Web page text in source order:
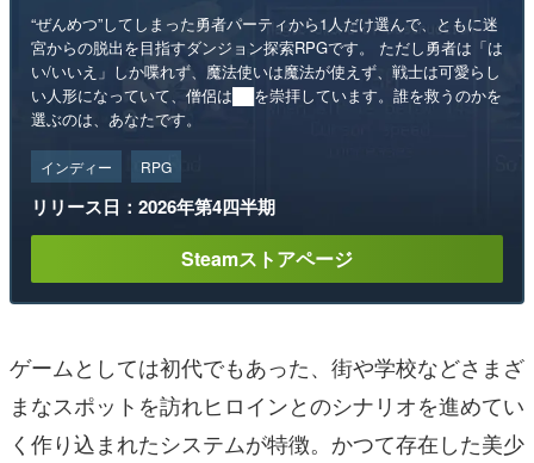
“ぜんめつ”してしまった勇者パーティから1人だけ選んで、ともに迷
宮からの脱出を目指すダンジョン探索RPGです。 ただし勇者は「は
い/いいえ」しか喋れず、魔法使いは魔法が使えず、戦士は可愛らし
い人形になっていて、僧侶は██を崇拝しています。誰を救うのかを
選ぶのは、あなたです。
インディー RPG
リリース日：2026年第4四半期
Steamストアページ
ゲームとしては初代でもあった、街や学校などさまざ
まなスポットを訪れヒロインとのシナリオを進めてい
く作り込まれたシステムが特徴。かつて存在した美少